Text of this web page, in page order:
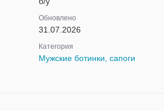
Обновлено
31.07.2026
Категория
Мужские ботинки, сапоги